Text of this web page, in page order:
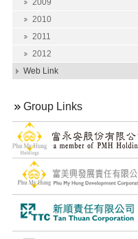
2009
2010
2011
2012
Web Link
Group Links